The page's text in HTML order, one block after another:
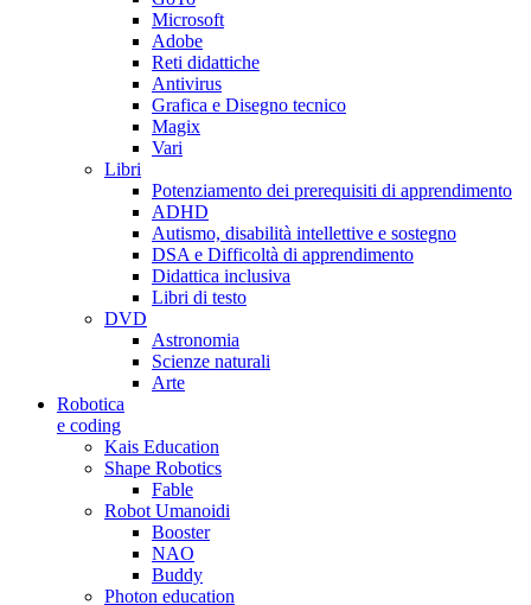
Microsoft
Adobe
Reti didattiche
Antivirus
Grafica e Disegno tecnico
Magix
Vari
Libri
Potenziamento dei prerequisiti di apprendimento
ADHD
Autismo, disabilità intellettive e sostegno
DSA e Difficoltà di apprendimento
Didattica inclusiva
Libri di testo
DVD
Astronomia
Scienze naturali
Arte
Robotica
e coding
Kais Education
Shape Robotics
Fable
Robot Umanoidi
Booster
NAO
Buddy
Photon education